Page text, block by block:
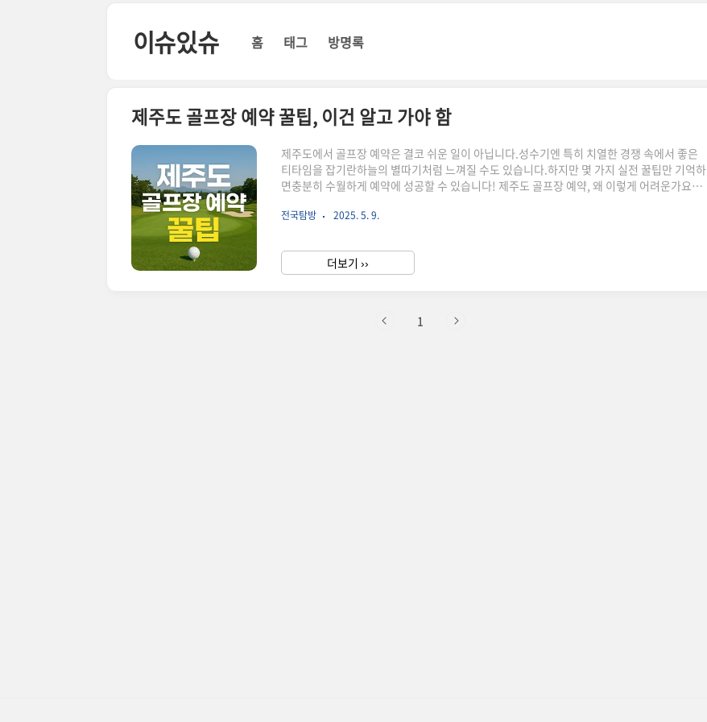
이슈있슈 홈 태그 방명록
제주도 골프장 예약 꿀팁, 이건 알고 가야 함
제주도에서 골프장 예약은 결코 쉬운 일이 아닙니다.성수기엔 특히 치열한 경쟁 속에서 좋은
티타임을 잡기란하늘의 별따기처럼 느껴질 수도 있습니다.하지만 몇 가지 실전 꿀팁만 기억하
면충분히 수월하게 예약에 성공할 수 있습니다! 제주도 골프장 예약, 왜 이렇게 어려운가요제
만큼 티타임 수는 제한적이고,특히 4,6월과 9,11월 성수기에는 예약 경쟁이 매우 치열합니다.
행사 등을 통해서만 예약이 가능합니다.성공 확률 높이는 시즌 공략법예약이 힘든 시즌은 피하
고**비수기인 여름(7,8월), 겨울(12,2월)**을 노려보세요.제주는 겨울에도 따..
전국탐방 2025. 5. 9.
더보기 ››
1